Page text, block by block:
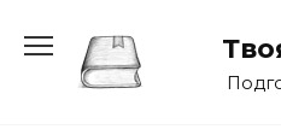
содержанию